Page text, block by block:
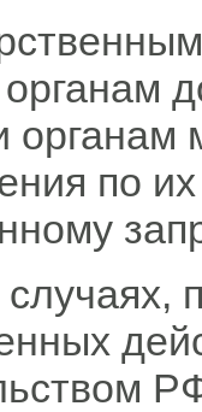
органам
по их